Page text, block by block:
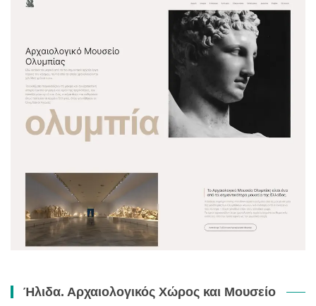
Ήλιδα. Αρχαιολογικός Χώρος και Μουσείο